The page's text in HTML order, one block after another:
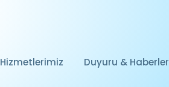
Hizmetlerimiz Duyuru & Haberler